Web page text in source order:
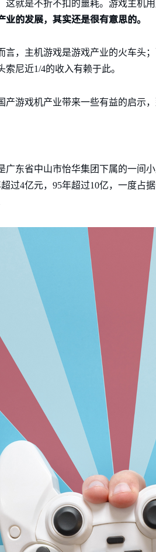
这就是不折不扣的噩耗。游戏主机
业的发展，其实还是很有意思的。
言，主机游戏是游戏产业的火车头
尼近1/4的收入有赖于此。
游戏机产业带来一些有益的启示
广东省中山市怡华集团下属的一间
过4亿元，95年超过10亿，一度占